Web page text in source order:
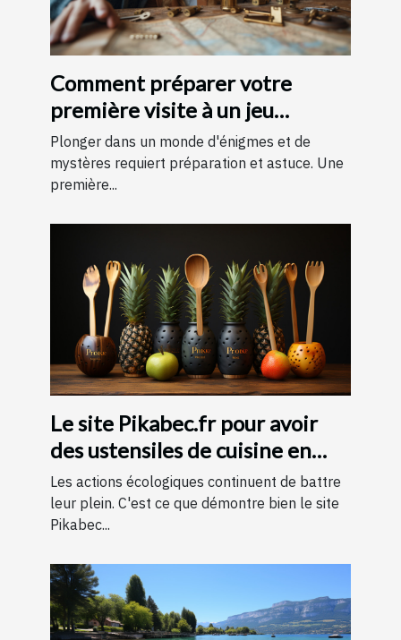
Comment préparer votre
première visite à un jeu
d'évasion : conseils et astuces
pour une expérience
mémorable
Plonger dans un monde d'énigmes et de
mystères requiert préparation et astuce. Une
première...
Le site Pikabec.fr pour avoir
des ustensiles de cuisine en
bois
Les actions écologiques continuent de battre
leur plein. C'est ce que démontre bien le site
Pikabec...